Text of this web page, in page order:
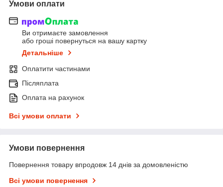
Умови оплати
Ви отримаєте замовлення
або гроші повернуться на вашу картку
Детальніше
Оплатити частинами
Післяплата
Оплата на рахунок
Всі умови оплати
Умови повернення
Повернення товару впродовж 14 днів за домовленістю
Всі умови повернення